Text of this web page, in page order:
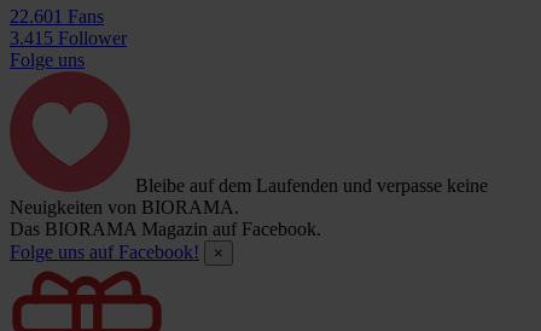
22.601 Fans
3.415 Follower
Folge uns
Bleibe auf dem Laufenden und verpasse keine
Neuigkeiten von BIORAMA.
Das BIORAMA Magazin auf Facebook.
Folge uns auf Facebook!
×